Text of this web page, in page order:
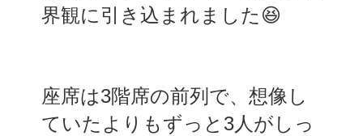
界観に引き込まれました😆
座席は3階席の前列で、想像し
ていたよりもずっと3人がしっ